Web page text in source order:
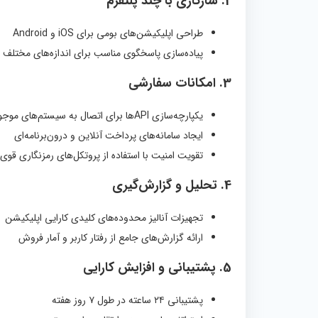
طراحی اپلیکیشن‌های بومی برای iOS و Android
پیاده‌سازی پاسخگوی مناسب برای اندازه‌های
3. امکانات سفارشی
یکپارچه‌سازی APIها برای اتصال به سیستم‌های موجود
ایجاد سامانه‌های پرداخت آنلاین و درون‌برنامه‌ای
تقویت امنیت با استفاده از پروتکل‌های رمزنگاری قوی
4. تحلیل و گزارش‌گیری
تجهیزات آنالیز محدوده‌های کلیدی کارایی اپلیکیشن
ارائه گزارش‌های جامع از رفتار کاربر و آمار فروش
5. پشتیبانی و افزایش کارایی
پشتیبانی ۲۴ ساعته در طول ۷ روز هفته